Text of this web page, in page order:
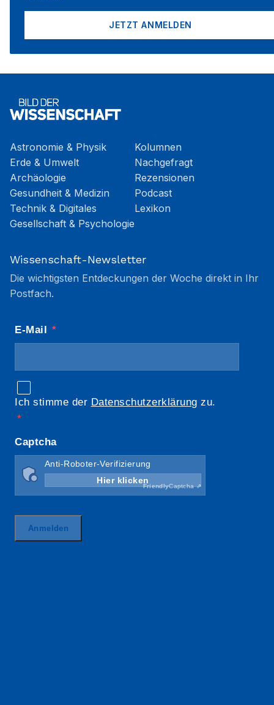
JETZT ANMELDEN
Astronomie & Physik
Erde & Umwelt
Archäologie
Gesundheit & Medizin
Technik & Digitales
Gesellschaft & Psychologie
Kolumnen
Nachgefragt
Rezensionen
Podcast
Lexikon
Wissenschaft-Newsletter
Die wichtigsten Entdeckungen der Woche direkt in Ihr
Postfach.